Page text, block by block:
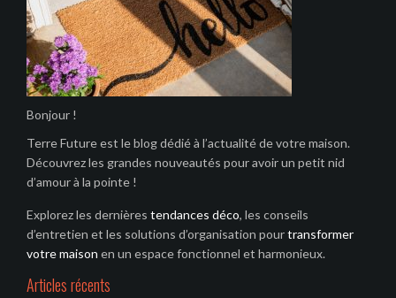
Bonjour !
Terre Future est le blog dédié à l’actualité de votre maison.
Découvrez les grandes nouveautés pour avoir un petit nid
d’amour à la pointe !
Explorez les dernières tendances déco, les conseils
d’entretien et les solutions d’organisation pourtransformer
votre maison en un espace fonctionnel et harmonieux.
Articles récents